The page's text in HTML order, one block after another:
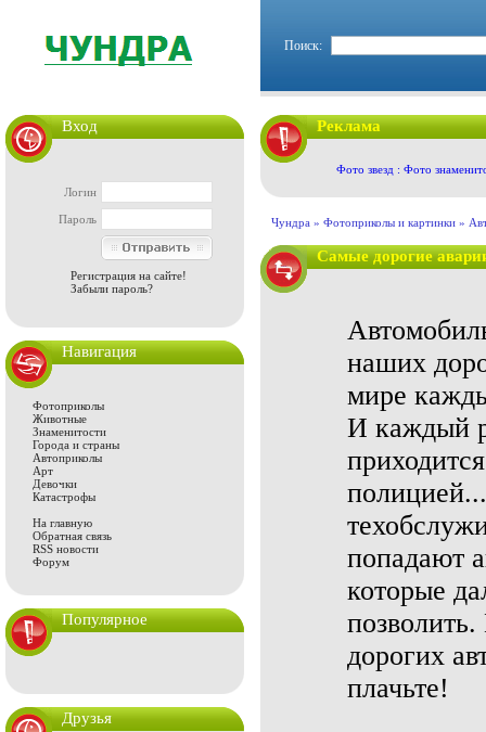
Поиск:
Вход
Логин
Пароль
Регистрация на сайте!
Забыли пароль?
Навигация
Фотоприколы
Животные
Знаменитости
Города и страны
Автоприколы
Арт
Девочки
Катастрофы
На главную
Обратная связь
RSS новости
Форум
Популярное
Друзья
Реклама
Фото звезд : Фото
Чундра » Фотоприколы и картинки »
Самые дорогие
наших
мире
И каждый
попадают
которые
дорогих
плачьте!